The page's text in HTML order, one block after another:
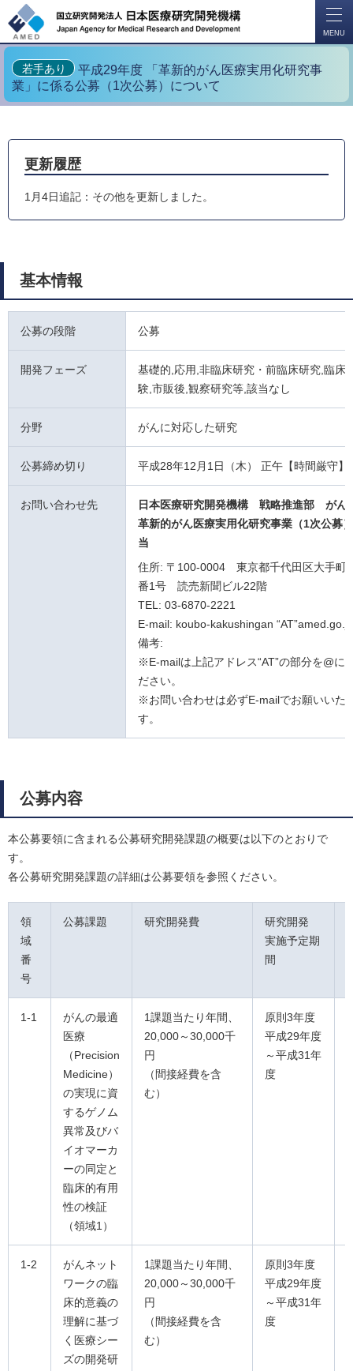
MENU
若手あり
平成29年度 「革新的がん医療実用化研究事
業」に係る公募（1次公募）について
更新履歴
1月4日追記：その他を更新しました。
基本情報
公募の段階 公募
開発フェーズ
基礎的,応用,非臨床研究・前臨床研究,臨床
験,市販後,観察研究等,該当なし
分野 がんに対応した研究
公募締め切り 平成28年12月1日（木） 正午【時間厳守】
お問い合わせ先
日本医療研究開発機構 戦略推進部 がん
革新的がん医療実用化研究事業（1次公募）
当
住所: 〒100-0004 東京都千代田区大手町
番1号 読売新聞ビル22階
TEL: 03-6870-2221
E-mail: koubo-kakushingan “AT”amed.go.jp
備考:
※E-mailは上記アドレス“AT”の部分を@に
ださい。
※お問い合わせは必ずE-mailでお願いいた
す。
公募内容
本公募要領に含まれる公募研究開発課題の概要は以下のとおりで
す。
各公募研究開発課題の詳細は公募要領を参照ください。
領
域
番
号
公募課題 研究開発費
研究開発
実施予定期
間
1-1
がんの最適
医療
（Precision
Medicine）
の実現に資
するゲノム
異常及びバ
イオマーカ
ーの同定と
臨床的有用
性の検証
（領域1）
1課題当たり年間、
20,000～30,000千
円
（間接経費を含
む）
原則3年度
平成29年度
～平成31年
度
1-2
がんネット
ワークの臨
床的意義の
理解に基づ
く医療シー
ズの開発研
1課題当たり年間、
20,000～30,000千
円
（間接経費を含
む）
原則3年度
平成29年度
～平成31年
度